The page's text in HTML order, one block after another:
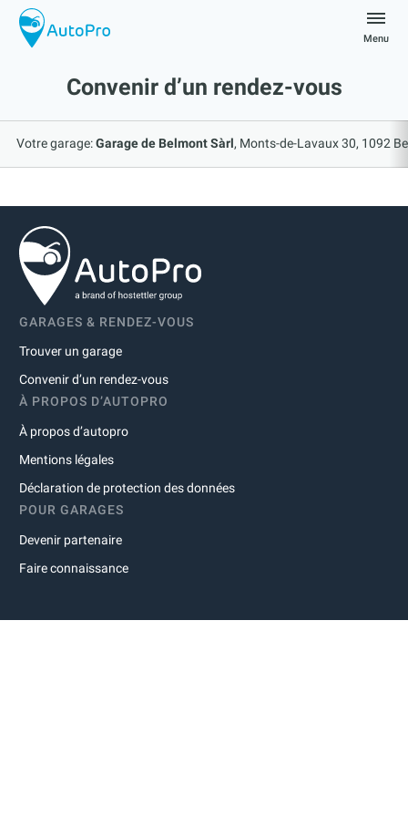
Skip
content
Menu
Convenir d’un rendez-vous
Votre garage:Garage de Belmont Sàrl Monts-de-Lavaux 30, 1092
GARAGES & RENDEZ-VOUS
Trouver un garage
Convenir d’un rendez-vous
À PROPOS D’AUTOPRO
À propos d’autopro
Mentions légales
Déclaration de protection des données
POUR GARAGES
Devenir partenaire
Faire connaissance